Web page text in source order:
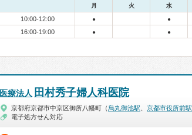
月 火 水
10:00-12:00 ● ●
16:00-19:00 ● ●
医療法人 田村秀子婦人科医院
京都府京都市中京区御所八幡町（烏丸御池駅 京都市役所前駅
電子処方せん対応